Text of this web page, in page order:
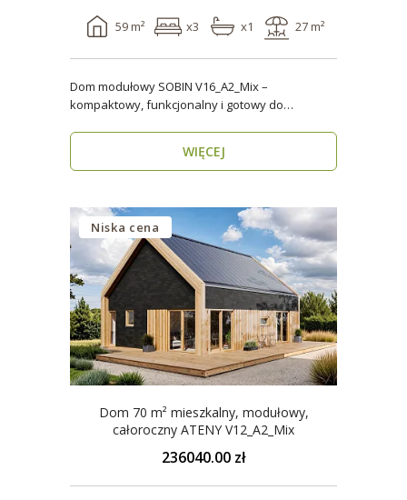
59 m² x3 x1 27 m²
Dom modułowy SOBIN V16_A2_Mix –
kompaktowy, funkcjonalny i gotowy do
WIĘCEJ
Niska cena
Dom 70 m² mieszkalny, modułowy,
całoroczny ATENY V12_A2_Mix
236040.00 zł